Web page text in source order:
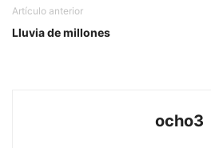
Artículo anterior
Lluvia de millones
ocho3